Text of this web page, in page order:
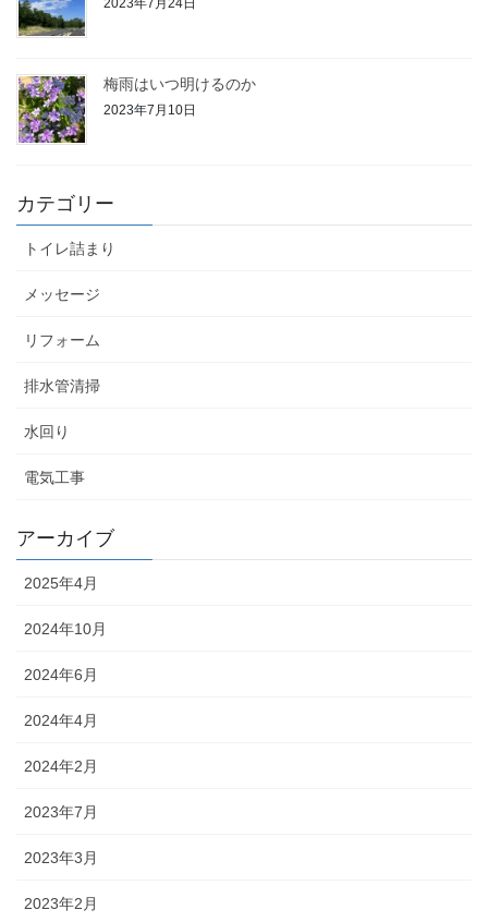
2023年7月24日
梅雨はいつ明けるのか
2023年7月10日
カテゴリー
トイレ詰まり
メッセージ
リフォーム
排水管清掃
水回り
電気工事
アーカイブ
2025年4月
2024年10月
2024年6月
2024年4月
2024年2月
2023年7月
2023年3月
2023年2月